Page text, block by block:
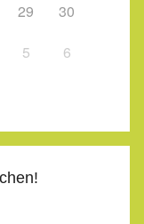
29
30
5 6